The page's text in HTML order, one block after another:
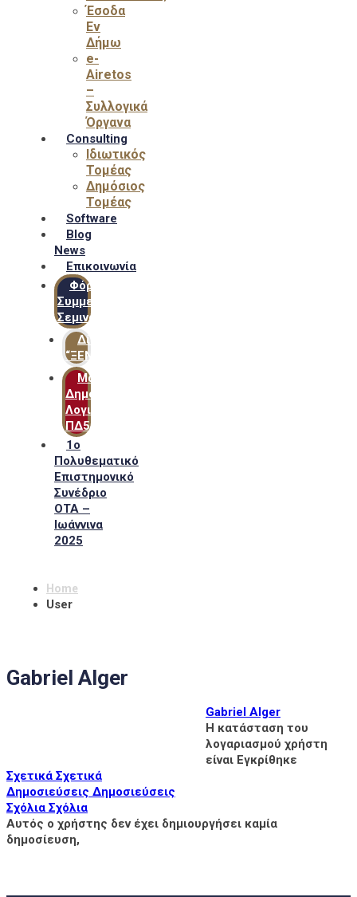
Έσοδα
Εν
Δήμω
e-
Airetos
–
Συλλογικά
Όργανα
Consulting
Ιδιωτικός
Τομέας
Δημόσιος
Τομέας
Software
Blog
News
Επικοινωνία
Φόρμα
Συμμετοχής
Σεμιναρίων
Δίκτυο
“ΞΕΝΟΦΩΝ”
Μακροχρόνιο
Δημόσιο
Λογιστικό
ΠΔ54
1ο
Πολυθεματικό
Επιστημονικό
Συνέδριο
ΟΤΑ –
Ιωάννινα
2025
Home
User
Gabriel Alger
Gabriel Alger
Η κατάσταση του
λογαριασμού χρήστη
είναι Εγκρίθηκε
Σχετικά Σχετικά
Δημοσιεύσεις Δημοσιεύσεις
Σχόλια Σχόλια
Αυτός ο χρήστης δεν έχει δημιουργήσει καμία
δημοσίευση,